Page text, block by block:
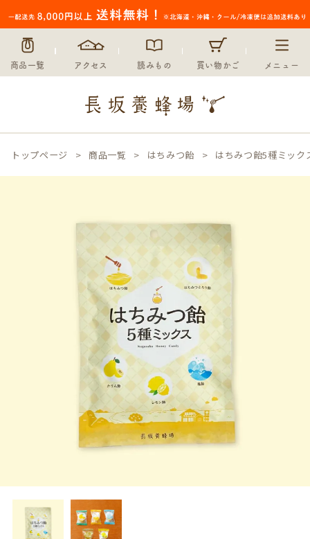
商品一覧 アクセス 読みもの 買い物かご メニュー
トップページ 商品一覧 はちみつ飴 はちみつ飴5種ミック